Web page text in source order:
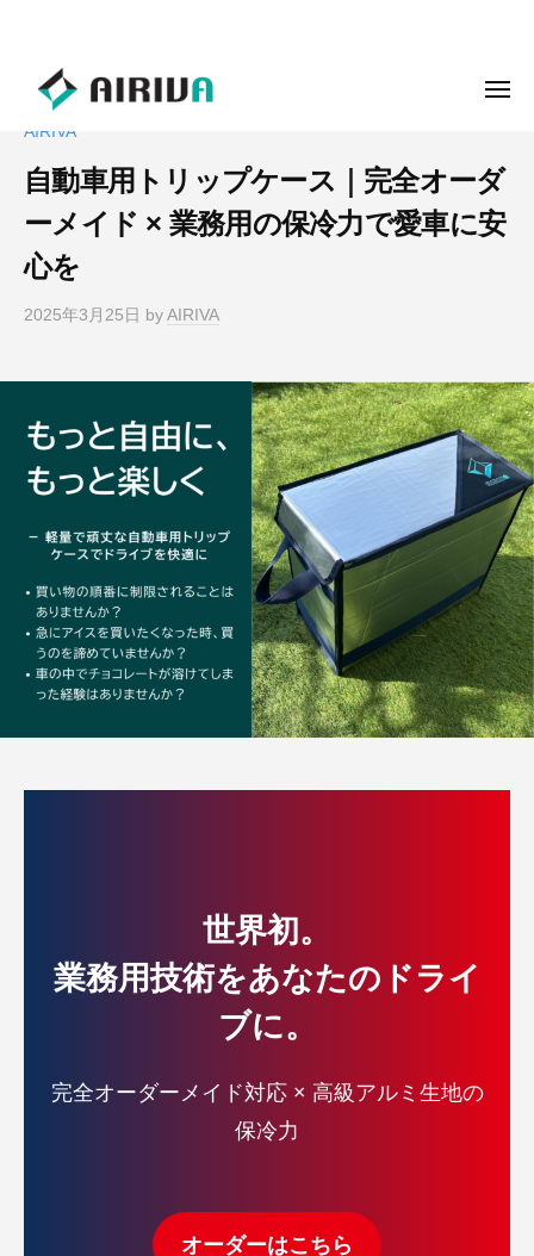
メ
AIRIVA
自動車用トリップケース｜完全オーダ
ーメイド × 業務用の保冷力で愛車に安
心を
2025年3月25日 by AIRIVA
世界初。
業務用技術をあなたのドライ
ブに。
完全オーダーメイド対応 × 高級アルミ生地の
保冷力
オーダーはこちら